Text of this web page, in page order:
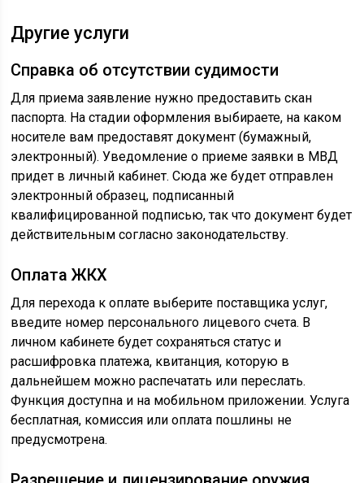
Другие услуги
Справка об отсутствии судимости
Для приема заявление нужно предоставить скан
паспорта. На стадии оформления выбираете, на каком
носителе вам предоставят документ (бумажный,
электронный). Уведомление о приеме заявки в МВД
придет в личный кабинет. Сюда же будет отправлен
электронный образец, подписанный
квалифицированной подписью, так что документ будет
действительным согласно законодательству.
Оплата ЖКХ
Для перехода к оплате выберите поставщика услуг,
введите номер персонального лицевого счета. В
личном кабинете будет сохраняться статус и
расшифровка платежа, квитанция, которую в
дальнейшем можно распечатать или переслать.
Функция доступна и на мобильном приложении. Услуга
бесплатная, комиссия или оплата пошлины не
предусмотрена.